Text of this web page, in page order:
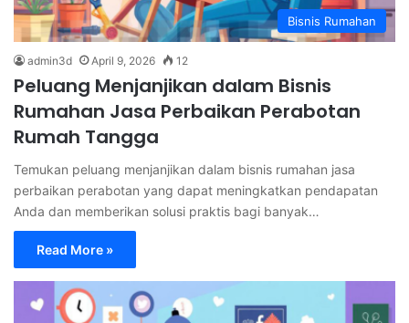
Bisnis Rumahan
admin3d April 9, 2026 12
Peluang Menjanjikan dalam Bisnis
Rumahan Jasa Perbaikan Perabotan
Rumah Tangga
Temukan peluang menjanjikan dalam bisnis rumahan jasa
perbaikan perabotan yang dapat meningkatkan pendapatan
Anda dan memberikan solusi praktis bagi banyak…
Read More »